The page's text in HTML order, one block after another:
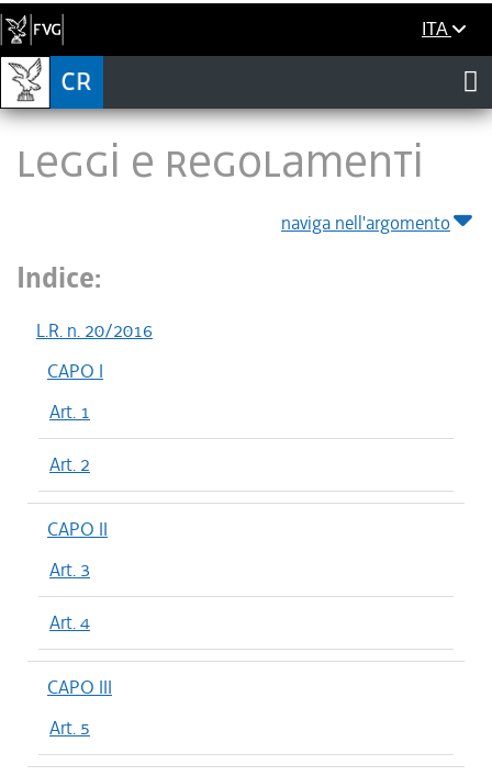
ITA
LEGGI E REGOLAMENTI
naviga nell'argomento
Indice:
L.R. n. 20/2016
CAPO I
Art. 1
Art. 2
CAPO II
Art. 3
Art. 4
CAPO III
Art. 5